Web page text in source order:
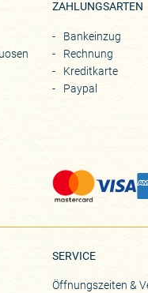
Jahr 2025 und es
ZAHLUNGSARTEN
Bankeinzug
Rechnung
Kreditkarte
Paypal
SERVICE
Öffnungszeiten &